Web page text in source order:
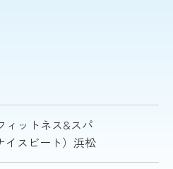
ィットネス&スパ
イスビート）浜松